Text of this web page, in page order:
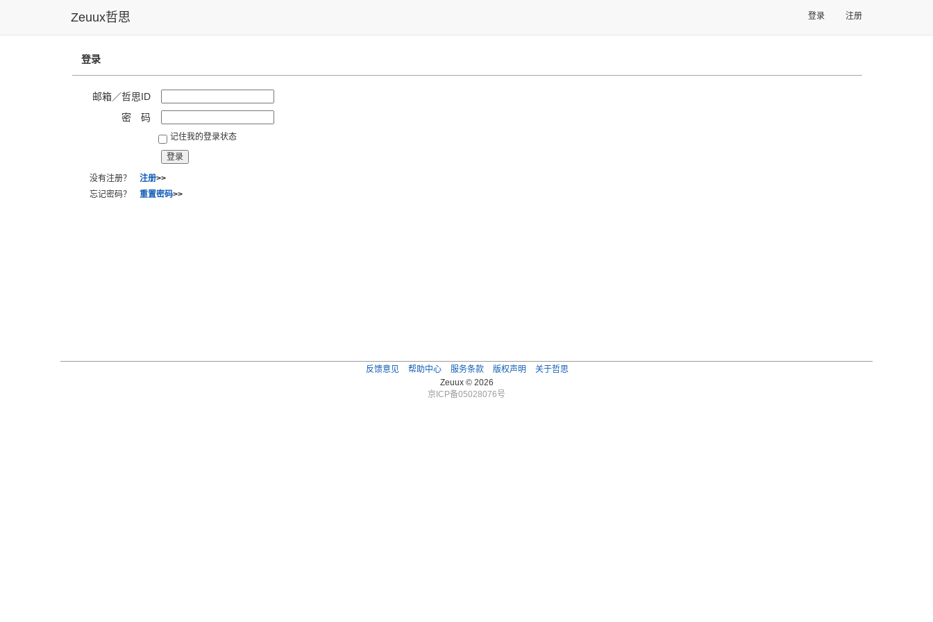
Zeuux哲思 登录 注册
登录
邮箱／哲思ID
密 码
记住我的登录状态
没有注册？ 注册>>
忘记密码？ 重置密码>>
反馈意见 帮助中心 服务条款 版权声明
关于哲思
Zeuux © 2026
京ICP备05028076号